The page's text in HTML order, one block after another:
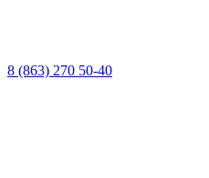
8 (863) 270 50-40